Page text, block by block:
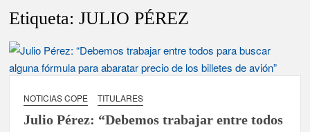
la actualidad de la Diócesis
España y traer el cinturón a Canarias”
José Carlos Martín: “La Palma tendrá antes de 2030 un torneo
Etiqueta:JULIO PÉREZ
NOTICIAS COPE TITULARES
Julio Pérez: “Debemos trabajar entre todos